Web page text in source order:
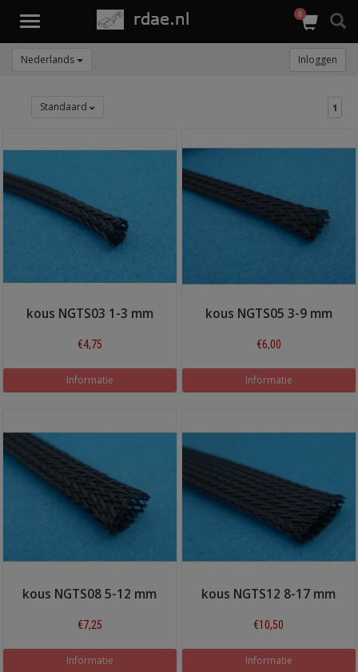
Toggle
0
Nederlands Inloggen
Standaard 1
kous NGTS03 1-3 mm
€4,75
Informatie
kous NGTS05 3-9 mm
€6,00
Informatie
kous NGTS08 5-12 mm
€7,25
Informatie
kous NGTS12 8-17 mm
€10,50
Informatie